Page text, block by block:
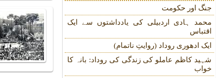
جنگ اور حکومت
محمد ہادی اردبیلی کی یادداشتوں سے ایک
اقتباس
ایک ادھوری روداد (روایتِ ناتمام)
شہید کاظم عاملو کی زندگی کی روداد: بانہ کا
خواب